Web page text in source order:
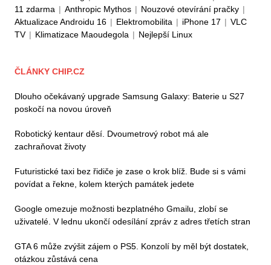
11 zdarma | Anthropic Mythos | Nouzové otevírání pračky |
Aktualizace Androidu 16 | Elektromobilita | iPhone 17 | VLC
TV | Klimatizace Maoudegola | Nejlepší Linux
ČLÁNKY CHIP.CZ
Dlouho očekávaný upgrade Samsung Galaxy: Baterie u S27
poskočí na novou úroveň
Robotický kentaur děsí. Dvoumetrový robot má ale
zachraňovat životy
Futuristické taxi bez řidiče je zase o krok blíž. Bude si s vámi
povídat a řekne, kolem kterých památek jedete
Google omezuje možnosti bezplatného Gmailu, zlobí se
uživatelé. V lednu ukončí odesílání zpráv z adres třetích stran
GTA 6 může zvýšit zájem o PS5. Konzolí by měl být dostatek,
otázkou zůstává cena